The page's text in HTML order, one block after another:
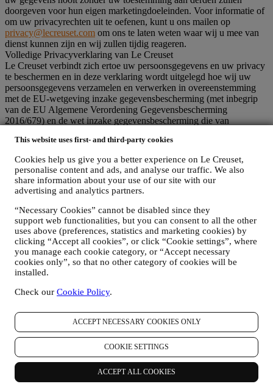
This website uses first- and third-party cookies
Cookies help us give you a better experience on Le Creuset,
personalise content and ads, and analyse our traffic. We also
share information about your use of our site with our
advertising and analytics partners.
“Necessary Cookies” cannot be disabled since they
support web functionalities, but you can consent to all the other
uses above (preferences, statistics and marketing cookies) by
clicking “Accept all cookies”, or click “Cookie settings”, where
you manage each cookie category, or “Accept necessary
cookies only”, so that no other category of cookies will be
installed.
Check our Cookie Policy.
ACCEPT NECESSARY COOKIES ONLY
COOKIE SETTINGS
ACCEPT ALL COOKIES
doorgeven voor hun eigen marketingdoeleinden. Voor informatie of
om uw privacyrechten uit te oefenen, kunt u ons mailen op
privacy@lecreuset.com om ons te laten weten waar wij u mee van
dienst kunnen zijn en wij zullen tijdig reageren.
Volledige Privacyverklaring van Le Creuset
Le Creuset verbindt zich ertoe uw persoonsgegevens en uw privacy
te beschermen en in deze verklaring wordt uitgelegd hoe wij uw
persoonsgegevens verzamelen en verwerken in overeenstemming
met de EU-wetgeving inzake gegevensbescherming (met inbegrip
van de EU Algemene Verordening Gegevensbescherming
2016/679) en de wet inzake gegevensbescherming die van
"Gegevensbeschermingswetten").
1. WANNEER EN WELK SOORT GEGEVENS VERZAMELEN WIJ
VAN U?
“Persoonsgegevens” betekent alle informatie met betrekking tot u en
die ons in staat stelt om u te identificeren, hetzij rechtstreeks of in
combinatie met andere informatie.
Kinderen: Deze website is niet bedoeld voor kinderen en we
verzamelen niet bewust gegevens met betrekking tot kinderen.
Wij kunnen persoonsgegevens van u verzamelen wanneer u onze
website gebruikt (de "Website"), een Le Creuset-account aanmaakt,
een Le Creuset-product koopt op de Website of in onze Le Creuset
Winkels (Signature Boutiques en Outlet Winkels) of wanneer u zich
aanmeldt voor onze marketingcommunicatie. De persoonsgegevens
contactgegevens (adres, telefoonnummer), om een Le
Creuset-account aan te maken of als gastgebruiker te kopen,
of om u aan te melden voor onze marketingcommunicatie
online of in onze winkels;
uw aankoopgegevens, bijvoorbeeld datum en tijdstip van
aankoop, leveringsgegevens, product- en betalingsgegevens,
voor het beheer van uw bestellingen;